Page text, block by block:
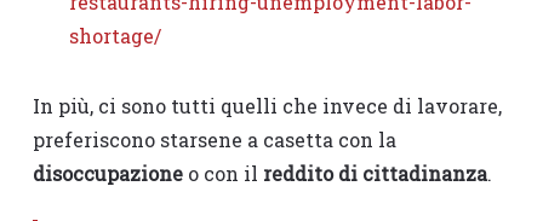
shortage/
In più, ci sono tutti quelli che invece di lavorare,
preferiscono starsene a casetta con la
disoccupazioneo con il reddito di cittadinanza.